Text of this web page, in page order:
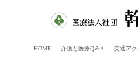
HOME 介護と医療Q＆A 交通アク